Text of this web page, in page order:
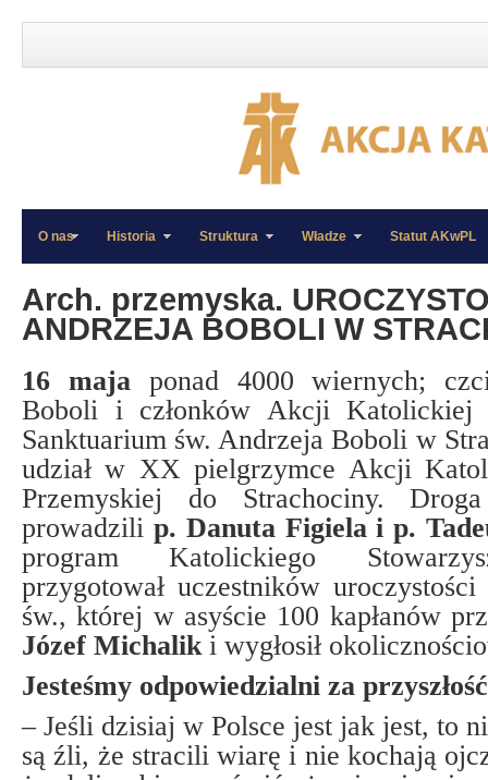
»
»
O nas Historia Struktura Władze Statut AKwPL
Arch. przemyska.
ANDRZEJA BOBOLI W
16 maja ponad 4000 wiernych;
Boboli i członków Akcji Katolickiej
Sanktuarium św. Andrzeja Boboli w
udział w XX pielgrzymce Akcji
Przemyskiej do Strachociny.
prowadzili p. Danuta Figiela i p.
program Katolickiego
przygotował uczestników
św., której w asyście 100 kapłanów
Józef Michaliki wygłosił
Jesteśmy odpowiedzialni za
– Jeśli dzisiaj w Polsce jest jak jest, to
są źli, że stracili wiarę i nie kochają